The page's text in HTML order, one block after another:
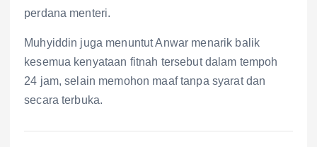
perdana menteri.
Muhyiddin juga menuntut Anwar menarik balik
kesemua kenyataan fitnah tersebut dalam tempoh
24 jam, selain memohon maaf tanpa syarat dan
secara terbuka.